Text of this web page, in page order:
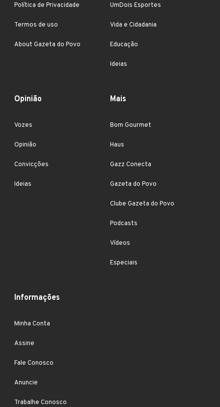
Política de Privacidade
Termos de uso
About Gazeta do Povo
UmDois Esportes
Vida e Cidadania
Educação
Ideias
Opinião
Vozes
Opinião
Convicções
Ideias
Mais
Bom Gourmet
Haus
Gazz Conecta
Gazeta do Povo
Clube Gazeta do Povo
Podcasts
Vídeos
Especiais
Informações
Minha Conta
Assine
Fale Conosco
Anuncie
Trabalhe Conosco